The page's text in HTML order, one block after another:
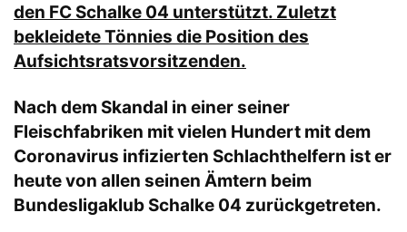
den FC Schalke 04 unterstützt. Zuletzt
bekleidete Tönnies die Position des
Aufsichtsratsvorsitzenden.
Nach dem Skandal in einer seiner
Fleischfabriken mit vielen Hundert mit dem
Coronavirus infizierten Schlachthelfern ist er
heute von allen seinen Ämtern beim
Bundesligaklub Schalke 04 zurückgetreten.